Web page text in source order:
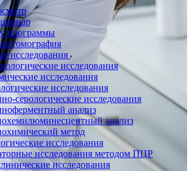
программы
томография
исследования
исследования
исследования
исследования
серологические исследования
анализ
анализ
метод
исследования
исследования методом ПЦР
исследования